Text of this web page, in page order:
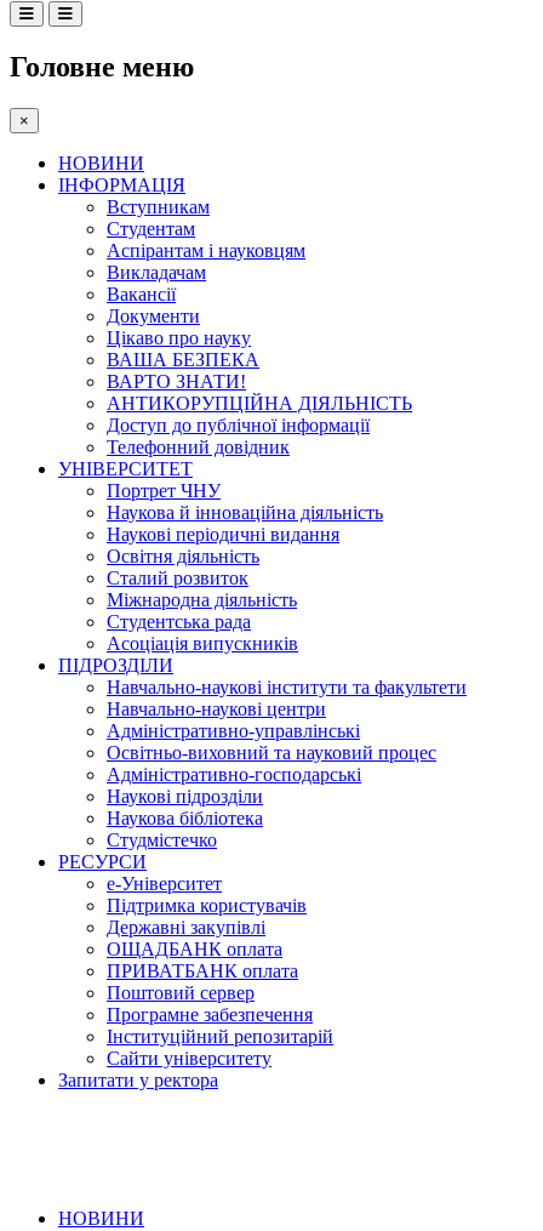
Головне меню
×
НОВИНИ
ІНФОРМАЦІЯ
Вступникам
Студентам
Аспірантам і науковцям
Викладачам
Вакансії
Документи
Цікаво про науку
ВАША БЕЗПЕКА
ВАРТО ЗНАТИ!
АНТИКОРУПЦІЙНА ДІЯЛЬНІСТЬ
Доступ до публічної інформації
Телефонний довідник
УНІВЕРСИТЕТ
Портрет ЧНУ
Наукова й інноваційна діяльність
Наукові періодичні видання
Освітня діяльність
Сталий розвиток
Міжнародна діяльність
Студентська рада
Асоціація випускників
ПІДРОЗДІЛИ
Навчально-наукові інститути та факультети
Навчально-наукові центри
Адміністративно-управлінські
Освітньо-виховний та науковий процес
Адміністративно-господарські
Наукові підрозділи
Наукова бібліотека
Студмістечко
РЕСУРСИ
е-Університет
Підтримка користувачів
Державні закупівлі
ОЩАДБАНК оплата
ПРИВАТБАНК оплата
Поштовий сервер
Програмне забезпечення
Інституційний репозитарій
Сайти університету
Запитати у ректора
НОВИНИ